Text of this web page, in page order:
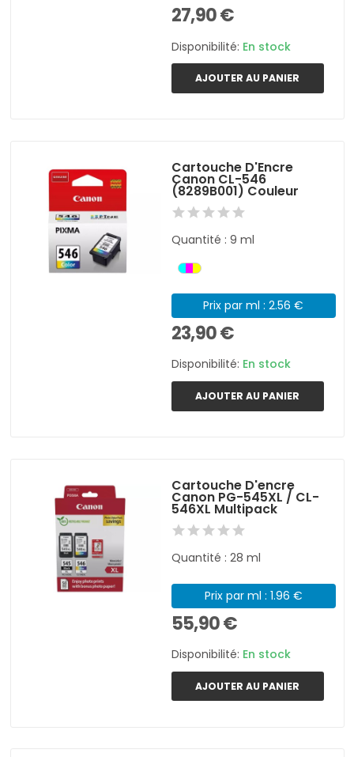
27,90 €
Disponibilité: En stock
AJOUTER AU PANIER
Cartouche D'Encre
Canon CL-546
(8289B001) Couleur
Quantité : 9 ml
Prix par ml : 2.56 €
23,90 €
Disponibilité: En stock
AJOUTER AU PANIER
Cartouche D'encre
Canon PG-545XL / CL-
546XL Multipack
Quantité : 28 ml
Prix par ml : 1.96 €
55,90 €
Disponibilité: En stock
AJOUTER AU PANIER